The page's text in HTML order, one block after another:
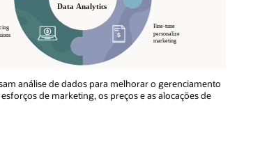
análise de dados para melhorar o gerenciamento
de marketing, os preços e as alocações de